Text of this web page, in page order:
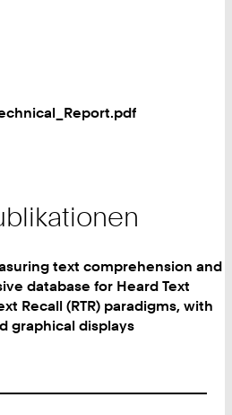
text comprehension and
database for Heard Text
Recall (RTR) paradigms, with
graphical displays